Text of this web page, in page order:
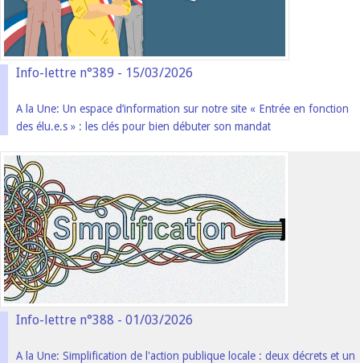
Info-lettre n°389 - 15/03/2026
A la Une: Un espace d’information sur notre site « Entrée en fonction
des élu.e.s » : les clés pour bien débuter son mandat
Info-lettre n°388 - 01/03/2026
A la Une: Simplification de l'action publique locale : deux décrets et un